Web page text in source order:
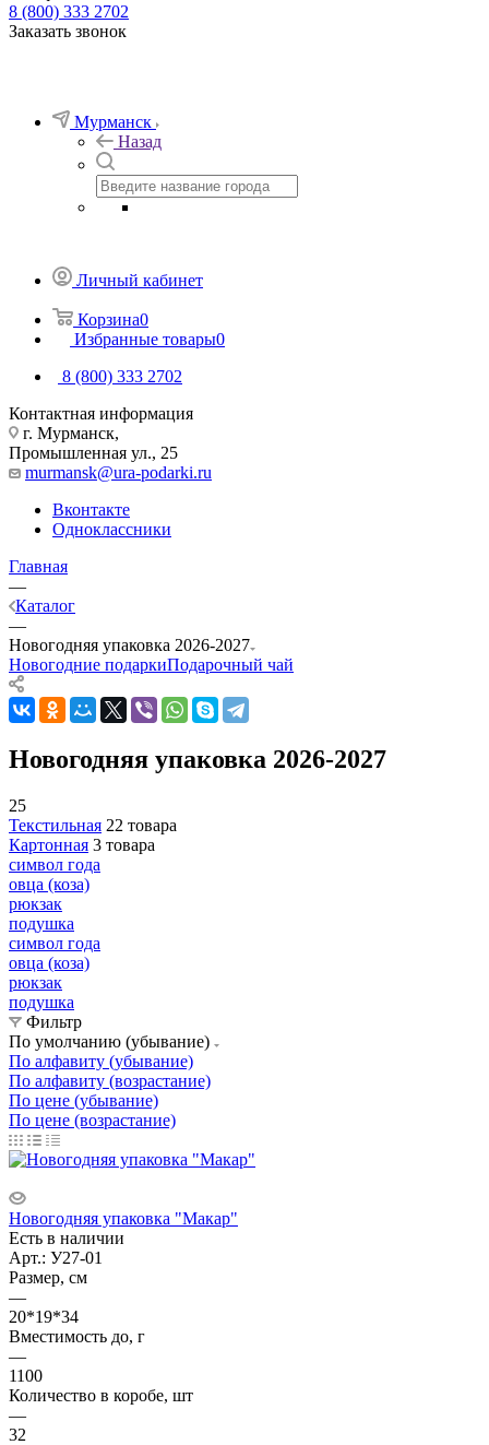
8 (800) 333 2702
Заказать звонок
Мурманск
Назад
Личный кабинет
Корзина0
Избранные товары0
8 (800) 333 2702
Контактная информация
г. Мурманск,
Промышленная ул., 25
murmansk@ura-podarki.ru
Вконтакте
Одноклассники
Главная
—
Каталог
—
Новогодняя упаковка 2026-2027
Новогодние подаркиПодарочный чай
Новогодняя упаковка 2026-2027
25
Текстильная 22 товара
Картонная 3 товара
символ года
овца (коза)
рюкзак
подушка
символ года
овца (коза)
рюкзак
подушка
Фильтр
По умолчанию (убывание)
По алфавиту (убывание)
По алфавиту (возрастание)
По цене (убывание)
По цене (возрастание)
Новогодняя упаковка "Макар"
Есть в наличии
Арт.: У27-01
Размер, см
—
20*19*34
Вместимость до, г
—
1100
Количество в коробе, шт
—
32